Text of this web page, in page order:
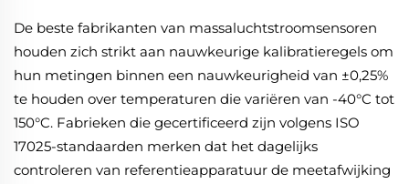
De beste fabrikanten van massaluchtstroomsensoren
houden zich strikt aan nauwkeurige kalibratieregels om
hun metingen binnen een nauwkeurigheid van ±0,25%
te houden over temperaturen die variëren van -40°C tot
150°C. Fabrieken die gecertificeerd zijn volgens ISO
17025-standaarden merken dat het dagelijks
controleren van referentieapparatuur de meetafwijking